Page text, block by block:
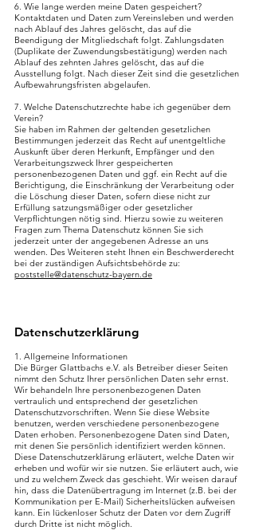
6. Wie lange werden meine Daten gespeichert?
Kontaktdaten und Daten zum Vereinsleben und werden
nach Ablauf des Jahres gelöscht, das auf die
Beendigung der Mitgliedschaft folgt. Zahlungsdaten
(Duplikate der Zuwendungsbestätigung) werden nach
Ablauf des zehnten Jahres gelöscht, das auf die
Ausstellung folgt. Nach dieser Zeit sind die gesetzlichen
Aufbewahrungsfristen abgelaufen.
7. Welche Datenschutzrechte habe ich gegenüber dem
Verein?
Sie haben im Rahmen der geltenden gesetzlichen
Bestimmungen jederzeit das Recht auf unentgeltliche
Auskunft über deren Herkunft, Empfänger und den
Verarbeitungszweck Ihrer gespeicherten
personenbezogenen Daten und ggf. ein Recht auf die
Berichtigung, die Einschränkung der Verarbeitung oder
die Löschung dieser Daten, sofern diese nicht zur
Erfüllung satzungsmäßiger oder gesetzlicher
Verpflichtungen nötig sind. Hierzu sowie zu weiteren
Fragen zum Thema Datenschutz können Sie sich
jederzeit unter der angegebenen Adresse an uns
wenden. Des Weiteren steht Ihnen ein Beschwerderecht
bei der zuständigen Aufsichtsbehörde zu:
poststelle@datenschutz-bayern.de
Datenschutzerklärung
1. Allgemeine Informationen
Die Bürger Glattbachs e.V. als Betreiber dieser Seiten
nimmt den Schutz Ihrer persönlichen Daten sehr ernst.
Wir behandeln Ihre personenbezogenen Daten
vertraulich und entsprechend der gesetzlichen
Datenschutzvorschriften. Wenn Sie diese Website
benutzen, werden verschiedene personenbezogene
Daten erhoben. Personenbezogene Daten sind Daten,
mit denen Sie persönlich identifiziert werden können.
Diese Datenschutzerklärung erläutert, welche Daten wir
erheben und wofür wir sie nutzen. Sie erläutert auch, wie
und zu welchem Zweck das geschieht. Wir weisen darauf
hin, dass die Datenübertragung im Internet (z.B. bei der
Kommunikation per E-Mail) Sicherheitslücken aufweisen
kann. Ein lückenloser Schutz der Daten vor dem Zugriff
durch Dritte ist nicht möglich.